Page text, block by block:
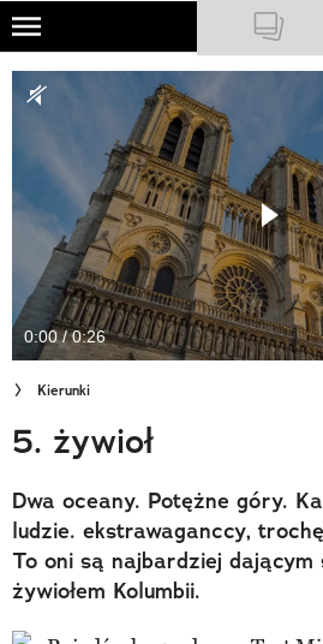
Skip
main
NATIONAL GEOGRAPHIC
PODCASTY
Sklep
Newsletter
Cuda Polski
Wielki Konkurs Fotograficzny
Trendbook Podróżniczy
Polecane
0:00 / 0:26
Kierunki
5. żywioł
Dwa oceany. Potężne góry.
ludzie. ekstrawaganccy,
To oni są najbardziej dającym
żywiołem Kolumbii.